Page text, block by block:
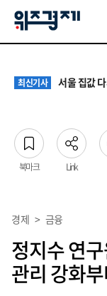
최신기사 서울 집값
최신기사 원·하청 교
최신기사 청소년 혐
북마크 Link
경제 > 금융
정지수 연
관리 강화